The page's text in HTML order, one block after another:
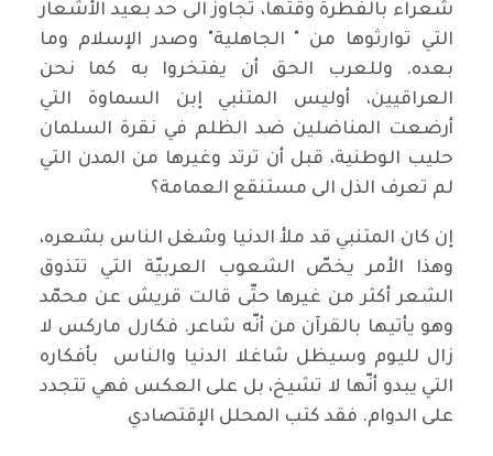
شعراء بالفطرة وقتها، تجاوز الى حد بعيد الأشعار
التي توارثوها من " الجاهلية" وصدر الإسلام وما
بعده. وللعرب الحق أن يفتخروا به كما نحن
العراقيين، أوليس المتنبي إبن السماوة التي
أرضعت المناضلين ضد الظلم في نقرة السلمان
حليب الوطنية، قبل أن ترتد وغيرها من المدن التي
لم تعرف الذل الى مستنقع العمامة؟
إن كان المتنبي قد ملأ الدنيا وشغل الناس بشعره،
وهذا الأمر يخصّ الشعوب العربيّة التي تتذوق
الشعر أكثر من غيرها حتّى قالت قريش عن محمّد
وهو يأتيها بالقرآن من أنّه شاعر. فكارل ماركس لا
زال لليوم وسيظل شاغلا الدنيا والناس بأفكاره
التي يبدو أنّها لا تشيخ، بل على العكس فهي تتجدد
على الدوام. فقد كتب المحلل الإقتصادي